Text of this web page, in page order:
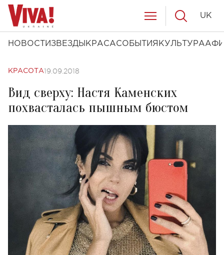
НОВОСТИ ЗВЕЗДЫ КРАСАСОБЫТИЯ КУЛЬТУРА
UK
КРАСОТА19.09.2018
Вид сверху: Настя Каменских
похвасталась пышным бюстом